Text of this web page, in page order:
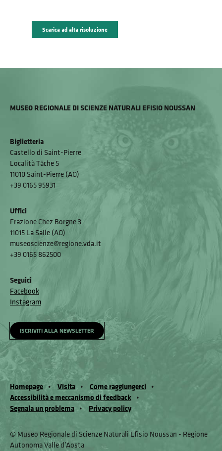
Scarica ad alta risoluzione
MUSEO REGIONALE DI SCIENZE NATURALI EFISIO NOUSSAN
Biglietteria
Castello di Saint-Pierre
Località Tâche 5
11010 Saint-Pierre (AO)
+39 0165 95931
Uffici
Frazione Chez Borgne 3
11015 La Salle (AO)
museoscienze@regione.vda.it
+39 0165 862500
Seguici
Facebook
Instagram
ISCRIVITI ALLA NEWSLETTER
Homepage Visita
Come raggiungerci
Accessibilità e meccanismo di feedback
Segnala un problema
Privacy policy
© Museo Regionale di Scienze Naturali Eﬁsio Noussan - Regione
Autonoma Valle d’Aosta